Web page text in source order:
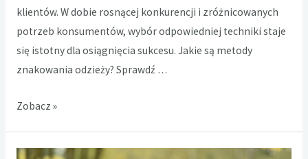
klientów. W dobie rosnącej konkurencji i zróżnicowanych
potrzeb konsumentów, wybór odpowiedniej techniki staje
się istotny dla osiągnięcia sukcesu. Jakie są metody
znakowania odzieży? Sprawdź …
Metody
Zobacz »